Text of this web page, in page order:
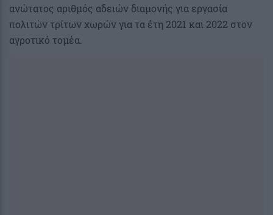
ανώτατος αριθμός αδειών διαμονής για εργασία
πολιτών τρίτων χωρών για τα έτη 2021 και 2022 στον
αγροτικό τομέα.